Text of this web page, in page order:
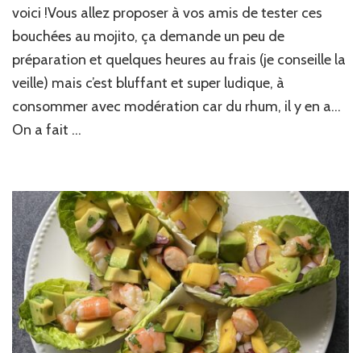
pour
l’apéro
:
la
bouchée
de
mojito
voici !Vous allez proposer à vos amis de tester ces
bouchées au mojito, ça demande un peu de
préparation et quelques heures au frais (je conseille la
veille) mais c’est bluffant et super ludique, à
consommer avec modération car du rhum, il y en a…
On a fait …